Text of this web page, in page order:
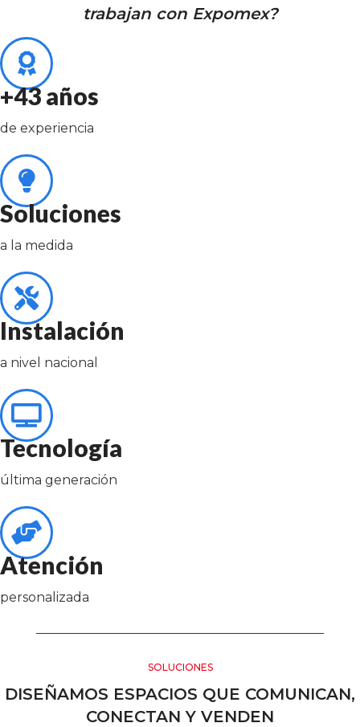
trabajan con Expomex?
+43 años
de experiencia
Soluciones
a la medida
Instalación
a nivel nacional
Tecnología
última generación
Atención
personalizada
SOLUCIONES
DISEÑAMOS ESPACIOS QUE COMUNICAN,
CONECTAN Y VENDEN